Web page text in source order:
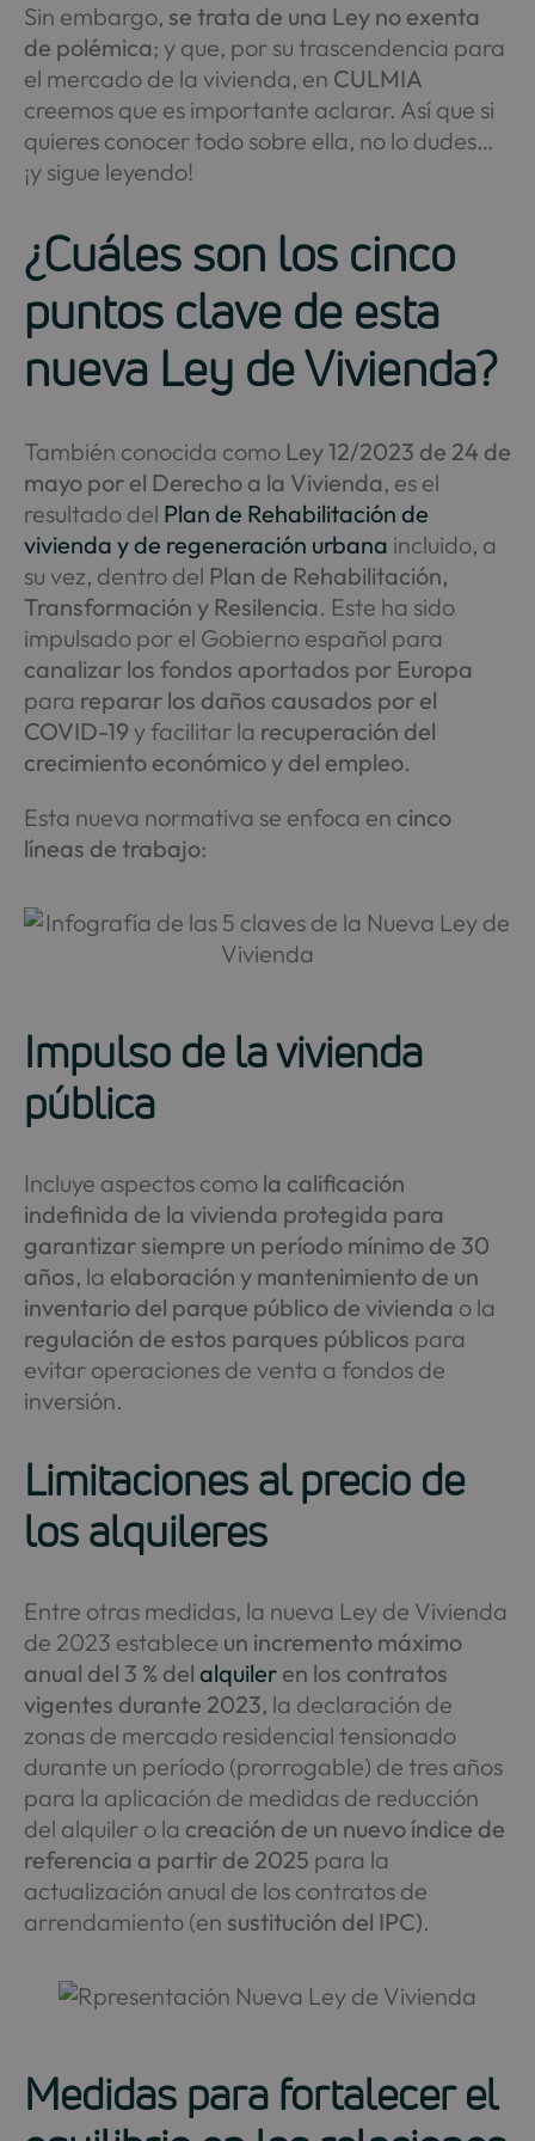
Sin embargo, se trata de una Ley no exenta
de polémica; y que, por su trascendencia para
el mercado de la vivienda, en CULMIA
creemos que es importante aclarar. Así que si
quieres conocer todo sobre ella, no lo dudes…
¡y sigue leyendo!
¿Cuáles son los cinco
puntos clave de esta
nueva Ley de Vivienda?
También conocida como Ley 12/2023 de 24 de
mayo por el Derecho a la Vivienda, es el
resultado del Plan de Rehabilitación de
vivienda y de regeneración urbana incluido, a
su vez, dentro del Plan de Rehabilitación,
Transformación y Resilencia. Este ha sido
impulsado por el Gobierno español para
canalizar los fondos aportados por Europa
para reparar los daños causados por el
COVID-19y facilitar la recuperación del
crecimiento económico y del empleo.
Esta nueva normativa se enfoca en cinco
líneas de trabajo:
Impulso de la vivienda
pública
Incluye aspectos como la calificación
indefinida de la vivienda protegida para
garantizar siempre un período mínimo de 30
años, la elaboración y mantenimiento de un
inventario del parque público de vivienda o la
regulación de estos parques públicos para
evitar operaciones de venta a fondos de
inversión.
Limitaciones al precio de
los alquileres
Entre otras medidas, la nueva Ley de Vivienda
de 2023 establece un incremento máximo
anual del 3 % del alquileren los contratos
vigentes durante 2023, la declaración de
zonas de mercado residencial tensionado
durante un período (prorrogable) de tres años
para la aplicación de medidas de reducción
del alquiler o la creación de un nuevo índice de
referencia a partir de 2025 para la
actualización anual de los contratos de
arrendamiento (en sustitución del IPC).
Medidas para fortalecer el